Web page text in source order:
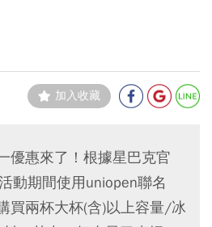
加入收藏
優惠來了！根據星巴克官
動期間使用uniopen聯名
買兩杯大杯(含)以上容量/冰